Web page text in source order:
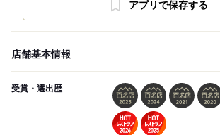
アプリで保存する
店舗基本情報
受賞・選出歴